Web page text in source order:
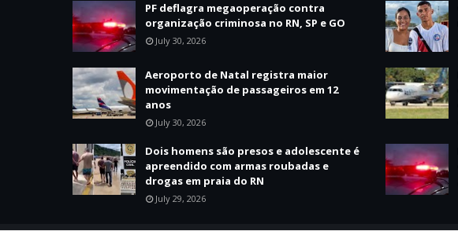
PF deflagra megaoperação contra
organização criminosa no RN, SP e GO
July 30, 2026
Aeroporto de Natal registra maior
movimentação de passageiros em 12
anos
July 30, 2026
Dois homens são presos e adolescente é
apreendido com armas roubadas e
drogas em praia do RN
July 29, 2026